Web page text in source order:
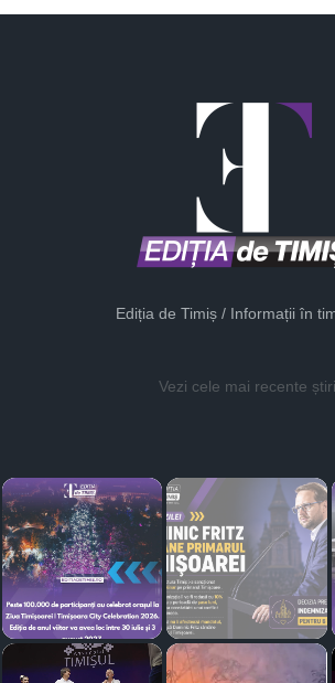
Ediția de Timiș / Informații în
Vezi cele mai recente știri